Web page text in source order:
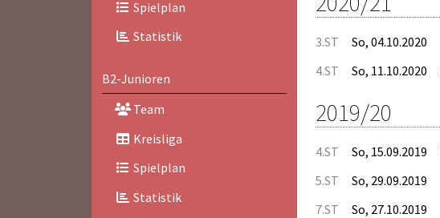
Spielplan
Statistik
B2-Junioren
Team
Kreisliga
Spielplan
Statistik
3.ST So, 04.10.2020
4.ST So, 11.10.2020
2019/20
4.ST So, 15.09.2019
5.ST So, 29.09.2019
7.ST So, 27.10.2019